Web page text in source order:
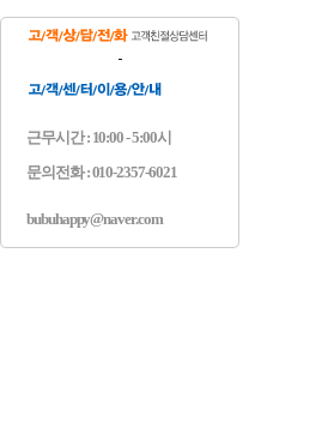
근무시간 : 10:00 - 5:00시
문의전화 : 010-2357-6021
bubuhappy@naver.com